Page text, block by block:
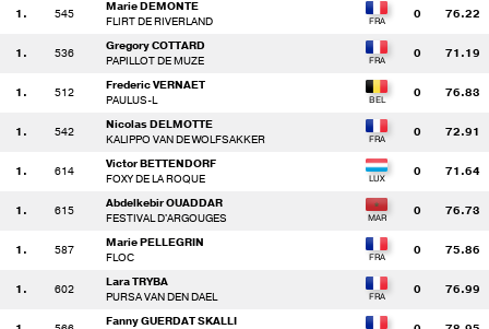
1. 545
Marie DEMONTE
FLIRT DE RIVERLAND
0 76.22
1. 536
Gregory COTTARD
PAPILLOT DE MUZE
0 71.19
1. 512
Frederic VERNAET
PAULUS-L
0 76.83
1. 542
Nicolas DELMOTTE
KALIPPO VAN DE WOLFSAKKER
0 72.91
1. 614
Victor BETTENDORF
FOXY DE LA ROQUE
0 71.64
1. 615
Abdelkebir OUADDAR
FESTIVAL D'ARGOUGES
0 76.73
1. 587
Marie PELLEGRIN
FLOC
0 75.86
1. 602
Lara TRYBA
PURSA VAN DEN DAEL
0 76.99
Fanny GUERDAT SKALLI